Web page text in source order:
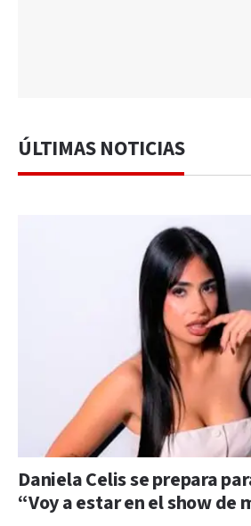
ÚLTIMAS NOTICIAS
Daniela Celis se prepara
“Voy a estar en el show de